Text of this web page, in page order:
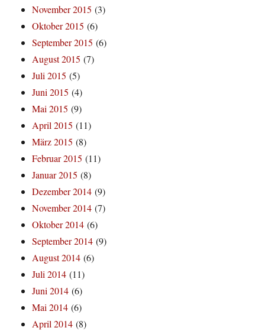
November 2015 (3)
Oktober 2015 (6)
September 2015 (6)
August 2015 (7)
Juli 2015 (5)
Juni 2015 (4)
Mai 2015 (9)
April 2015 (11)
März 2015 (8)
Februar 2015 (11)
Januar 2015 (8)
Dezember 2014 (9)
November 2014 (7)
Oktober 2014 (6)
September 2014 (9)
August 2014 (6)
Juli 2014 (11)
Juni 2014 (6)
Mai 2014 (6)
April 2014 (8)